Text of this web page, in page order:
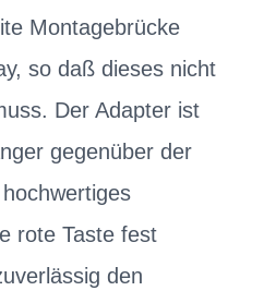
Montagebrücke
so daß dieses nicht
Der Adapter ist
gegenüber der
rote Taste fest
den